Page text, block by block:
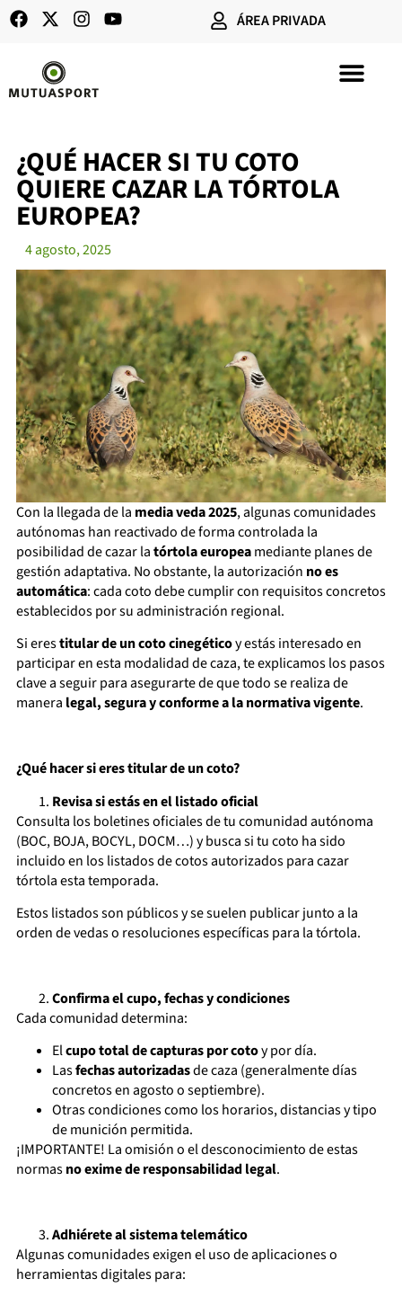
ÁREA PRIVADA
¿QUÉ HACER SI TU COTO
QUIERE CAZAR LA TÓRTOLA
EUROPEA?
4 agosto, 2025
Con la llegada de la media veda 2025, algunas comunidades
autónomas han reactivado de forma controlada la
posibilidad de cazar latórtola europeamediante planes de
gestión adaptativa. No obstante, la autorización no es
automática: cada coto debe cumplir con requisitos concretos
establecidos por su administración regional.
Si erestitular de un coto cinegéticoy estás interesado en
participar en esta modalidad de caza, te explicamos los pasos
clave a seguir para asegurarte de que todo se realiza de
manera legal, segura y conforme a la normativa vigente.
¿Qué hacer si eres titular de un coto?
Revisa si estás en el listado oficial
Consulta los boletines oficiales de tu comunidad autónoma
(BOC, BOJA, BOCYL, DOCM…) y busca si tu coto ha sido
incluido en los listados de cotos autorizados para cazar
tórtola esta temporada.
Estos listados son públicos y se suelen publicar junto a la
orden de vedas o resoluciones específicas para la tórtola.
Confirma el cupo, fechas y condiciones
Cada comunidad determina:
Elcupo total de capturas por cotoy por día.
Lasfechas autorizadasde caza (generalmente días
concretos en agosto o septiembre).
Otras condiciones como los horarios, distancias y tipo
de munición permitida.
¡IMPORTANTE! La omisión o el desconocimiento de estas
normasno exime de responsabilidad legal.
Adhiérete al sistema telemático
Algunas comunidades exigen el uso de aplicaciones o
herramientas digitales para: